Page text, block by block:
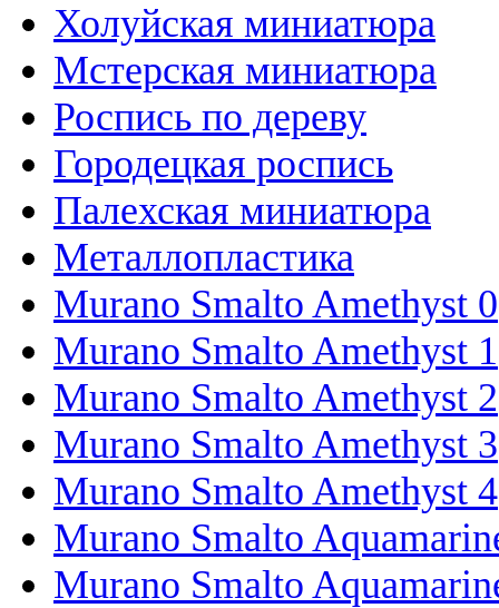
Холуйская миниатюра
Мстерская миниатюра
Роспись по дереву
Городецкая роспись
Палехская миниатюра
Металлопластика
Murano Smalto Amethyst 0
Murano Smalto Amethyst 1
Murano Smalto Amethyst 2
Murano Smalto Amethyst 3
Murano Smalto Amethyst 4
Murano Smalto
Murano Smalto